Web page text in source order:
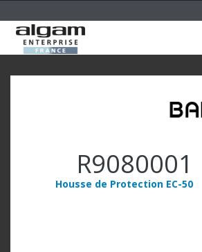
R9080001
Housse de Protection EC-50